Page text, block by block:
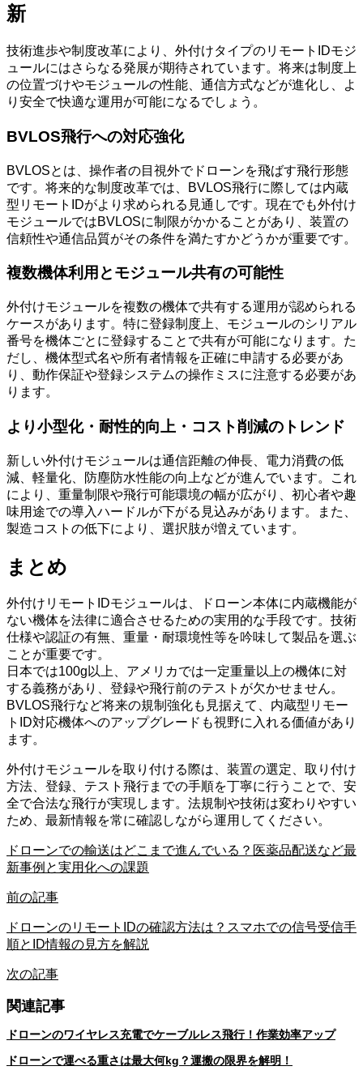
新
技術進歩や制度改革により、外付けタイプのリモートIDモジ
ュールにはさらなる発展が期待されています。将来は制度上
の位置づけやモジュールの性能、通信方式などが進化し、よ
り安全で快適な運用が可能になるでしょう。
BVLOS飛行への対応強化
BVLOSとは、操作者の目視外でドローンを飛ばす飛行形態
です。将来的な制度改革では、BVLOS飛行に際しては内蔵
型リモートIDがより求められる見通しです。現在でも外付け
モジュールではBVLOSに制限がかかることがあり、装置の
信頼性や通信品質がその条件を満たすかどうかが重要です。
複数機体利用とモジュール共有の可能性
外付けモジュールを複数の機体で共有する運用が認められる
ケースがあります。特に登録制度上、モジュールのシリアル
番号を機体ごとに登録することで共有が可能になります。た
だし、機体型式名や所有者情報を正確に申請する必要があ
り、動作保証や登録システムの操作ミスに注意する必要があ
ります。
より小型化・耐性的向上・コスト削減のトレンド
新しい外付けモジュールは通信距離の伸長、電力消費の低
減、軽量化、防塵防水性能の向上などが進んでいます。これ
により、重量制限や飛行可能環境の幅が広がり、初心者や趣
味用途での導入ハードルが下がる見込みがあります。また、
製造コストの低下により、選択肢が増えています。
まとめ
外付けリモートIDモジュールは、ドローン本体に内蔵機能が
ない機体を法律に適合させるための実用的な手段です。技術
仕様や認証の有無、重量・耐環境性等を吟味して製品を選ぶ
ことが重要です。
日本では100g以上、アメリカでは一定重量以上の機体に対
する義務があり、登録や飛行前のテストが欠かせません。
BVLOS飛行など将来の規制強化も見据えて、内蔵型リモー
トID対応機体へのアップグレードも視野に入れる価値があり
ます。
外付けモジュールを取り付ける際は、装置の選定、取り付け
方法、登録、テスト飛行までの手順を丁寧に行うことで、安
全で合法な飛行が実現します。法規制や技術は変わりやすい
ため、最新情報を常に確認しながら運用してください。
ドローンでの輸送はどこまで進んでいる？医薬品配送など最
新事例と実用化への課題
前の記事
ドローンのリモートIDの確認方法は？スマホでの信号受信手
順とID情報の見方を解説
次の記事
関連記事
ドローンのワイヤレス充電でケーブルレス飛行！作業効率アップ
ドローンで運べる重さは最大何kg？運搬の限界を解明！